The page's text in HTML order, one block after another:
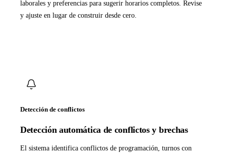
laborales y preferencias para sugerir horarios completos. Revise
y ajuste en lugar de construir desde cero.
Detección de conflictos
Detección automática de conflictos y brechas
El sistema identifica conflictos de programación, turnos con